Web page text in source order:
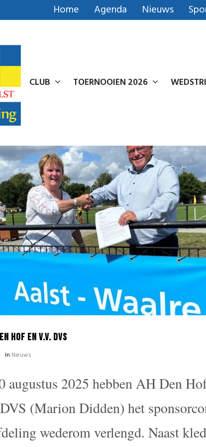
Home Agenda Nieuws
CLUB TOERNOOIEN 2026
Hof en v.v. DVS
In Nieuws
augustus 2025 hebben AH Den
(Marion Didden) het
wederom verlengd. Naast